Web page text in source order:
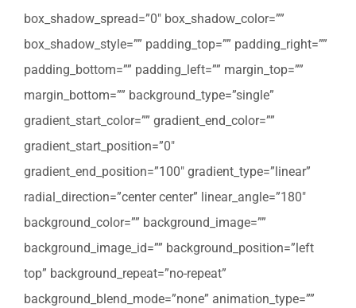
box_shadow_spread=”0″ box_shadow_color=””
box_shadow_style=”” padding_top=”” padding_right=””
padding_bottom=”” padding_left=”” margin_top=””
margin_bottom=”” background_type=”single”
gradient_start_color=”” gradient_end_color=””
gradient_start_position=”0″
gradient_end_position=”100″ gradient_type=”linear”
radial_direction=”center center” linear_angle=”180″
background_color=”” background_image=””
background_image_id=”” background_position=”left
top” background_repeat=”no-repeat”
background_blend_mode=”none” animation_type=””